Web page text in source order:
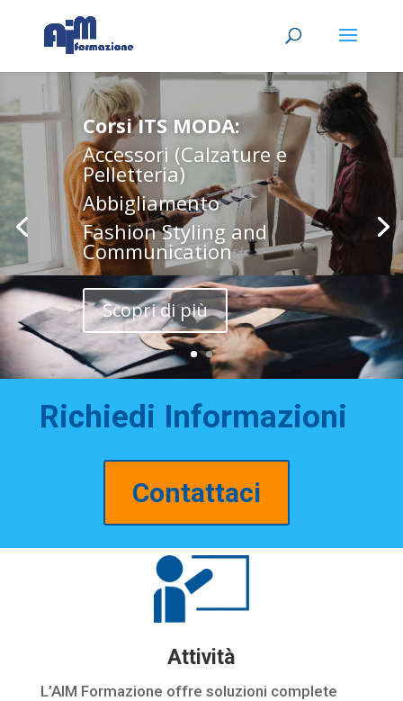
Corsi ITS MODA:
Accessori (Calzature e
Pelletteria)
Abbigliamento
Fashion Styling and
Communication
Scopri di più
Richiedi Informazioni
Contattaci
Attività
L’AIM Formazione offre soluzioni complete